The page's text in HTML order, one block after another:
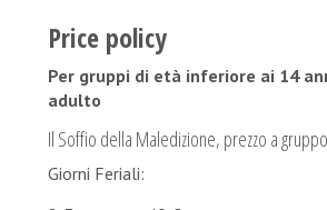
Price policy
Per gruppi di età inferiore ai 14
adulto
Il Soffio della Maledizione, prezzo a
Giorni Feriali: